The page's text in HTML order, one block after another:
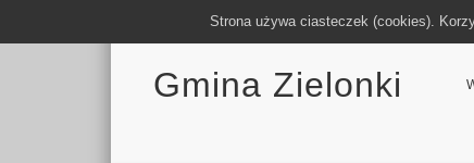
Gmina Zielonki
FacebookVimeo
Strona używa ciasteczek (cookies).